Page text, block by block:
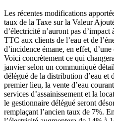
Les récentes modifications
taux de la Taxe sur la Valeur
d’électricité n’auront pas d’impact
TTC aux clients de l’eau et de
d’incidence émane, en effet,
Voici concrètement ce qui
janvier selon un communiqué
délégué de la distribution d’eau et
premier lieu, la vente d’eau
services d’assainissement et la
le gestionnaire délégué seront
remplaçant l’ancien taux de 7%.